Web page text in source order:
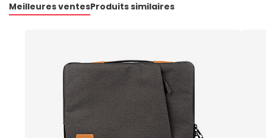
Meilleures ventesProduits similaires